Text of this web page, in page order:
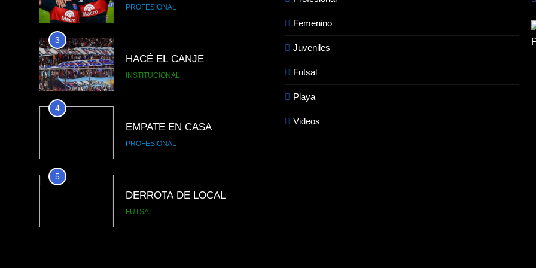
PROFESIONAL
3
HACÉ EL CANJE
INSTITUCIONAL
4
EMPATE EN CASA
PROFESIONAL
5
DERROTA DE LOCAL
FUTSAL
Femenino
Juveniles
Futsal
Playa
Videos